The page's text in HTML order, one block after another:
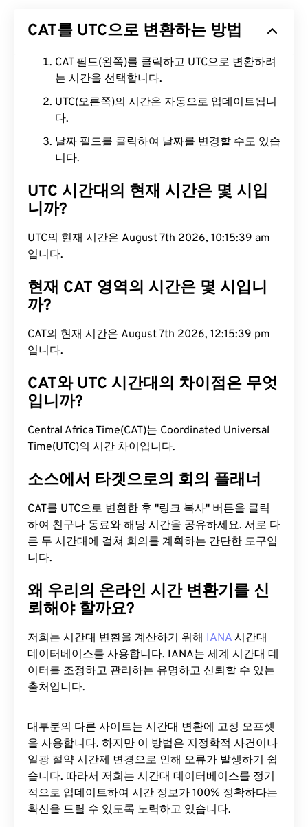
CAT를 UTC으로 변환하는 방법
CAT 필드(왼쪽)를 클릭하고 UTC으로 변환하려
는 시간을 선택합니다.
UTC(오른쪽)의 시간은 자동으로 업데이트됩니
다.
날짜 필드를 클릭하여 날짜를 변경할 수도 있습
니다.
UTC 시간대의 현재 시간은 몇 시입
니까?
UTC의 현재 시간은 August 7th 2026, 10:15:40 am
입니다.
현재 CAT 영역의 시간은 몇 시입니
까?
CAT의 현재 시간은 August 7th 2026, 12:15:40 pm
입니다.
CAT와 UTC 시간대의 차이점은 무엇
입니까?
Central Africa Time(CAT)는 Coordinated Universal
Time(UTC)의 시간 차이입니다.
소스에서 타겟으로의 회의 플래너
CAT를 UTC으로 변환한 후 "링크 복사" 버튼을 클릭
하여 친구나 동료와 해당 시간을 공유하세요. 서로 다
른 두 시간대에 걸쳐 회의를 계획하는 간단한 도구입
니다.
왜 우리의 온라인 시간 변환기를 신
뢰해야 할까요?
저희는 시간대 변환을 계산하기 위해 IANA 시간대
데이터베이스를 사용합니다. IANA는 세계 시간대 데
이터를 조정하고 관리하는 유명하고 신뢰할 수 있는
출처입니다.
대부분의 다른 사이트는 시간대 변환에 ​​고정 오프셋
을 사용합니다. 하지만 이 방법은 지정학적 사건이나
일광 절약 시간제 변경으로 인해 오류가 발생하기 쉽
습니다. 따라서 저희는 시간대 데이터베이스를 정기
적으로 업데이트하여 시간 정보가 100% 정확하다는
확신을 드릴 수 있도록 노력하고 있습니다.